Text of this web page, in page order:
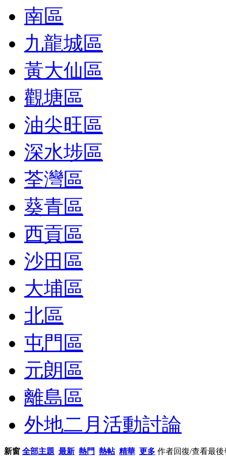
南區
九龍城區
黃大仙區
觀塘區
油尖旺區
深水埗區
荃灣區
葵青區
西貢區
沙田區
大埔區
北區
屯門區
元朗區
離島區
外地二月活動討論
新窗 全部主題 最新 熱門 熱帖 精華 更多 作者回復/查看最後